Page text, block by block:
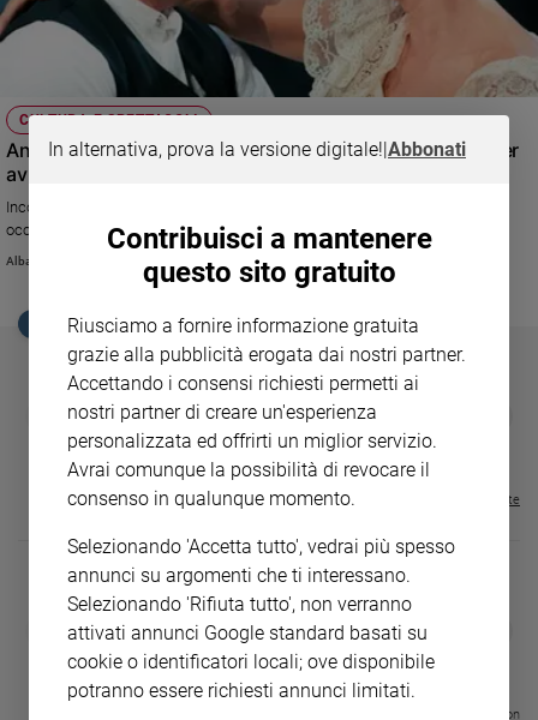
Società
e
valori
Diritti
Aziende
settimana
Migranti
Diversità
inclusione
Cultura
CULTURA E SPETTACOLI
Anna Melato: «L'unico rimpianto di Mariangela? Non aver
avuto figli»
Incontro con la sorella della grande attrice scomparsa nel 2013 in
occasione dell'uscita di due libri su di lei.
Albarosa Camaldo
EDICOLA SAN PAOLO
GBABY
€ 21,90
FAMIGLIA CRISTIANA
€ 104,00
Visualizza tutte le riviste
LE GRANDI BASILICHE ITALIANE
- VOL DA 1 AL 5
€ 64,50
DIARIO G 2026-27
€ 8,90
- € 8,90
Visualizza tutte le collection
In alternativa, prova la versione digitale!|Abbonati
Contribuisci a mantenere
questo sito gratuito
Riusciamo a fornire informazione gratuita
grazie alla pubblicità erogata dai nostri partner.
Accettando i consensi richiesti permetti ai
nostri partner di creare un'esperienza
personalizzata ed offrirti un miglior servizio.
Avrai comunque la possibilità di revocare il
consenso in qualunque momento.
Selezionando 'Accetta tutto', vedrai più spesso
annunci su argomenti che ti interessano.
Selezionando 'Rifiuta tutto', non verranno
attivati annunci Google standard basati su
cookie o identificatori locali; ove disponibile
potranno essere richiesti annunci limitati.